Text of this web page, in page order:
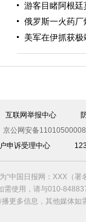
游客目睹阿根
俄罗斯一火药
美军在伊抓获极
互联网举报中心
京公网安备
申诉受理中心
“中国日报网：XXX（
需使用，请与010-
更多信息，其他媒体